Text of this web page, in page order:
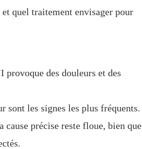
quel traitement envisager pour
provoque des douleurs et des
sont les signes les plus fréquents.
précise reste floue, bien que